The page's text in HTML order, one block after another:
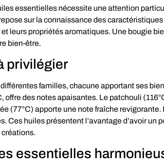
essentielles nécessite une attention
sur la connaissance des
leurs propriétés aromatiques. Une bougie
bien-être.
privilégier
familles, chacune apportant ses
offre des notes apaisantes. Le patchouli
(77°C) apporte une note fraîche revigorante.
Ces huiles présentent l’avantage d’avoir un
essentielles